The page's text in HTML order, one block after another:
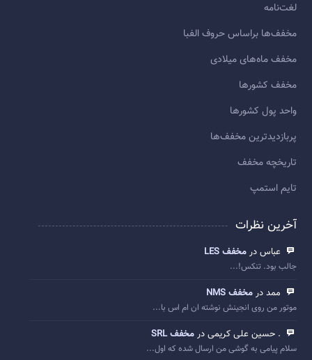
لغت‌نامه
مخفف‌ها براساس حروف الفبا
مخفف ماه‌های میلادی
مخفف کشورها
واحد پول کشورها
پربازديدترين مخفف‌ها
تاريخچه مخفف
تایم استمپ
آخرین نظرات
عباس در مخفف LES
جالب بود. تنکس!...
ممد در مخفف NMS
موتور من روی انجینش نوشته ان ام اس با...
. حسین علی کریمی در مخفف SRL
سلام پیامی به گوشی من ارسال شده که اول...